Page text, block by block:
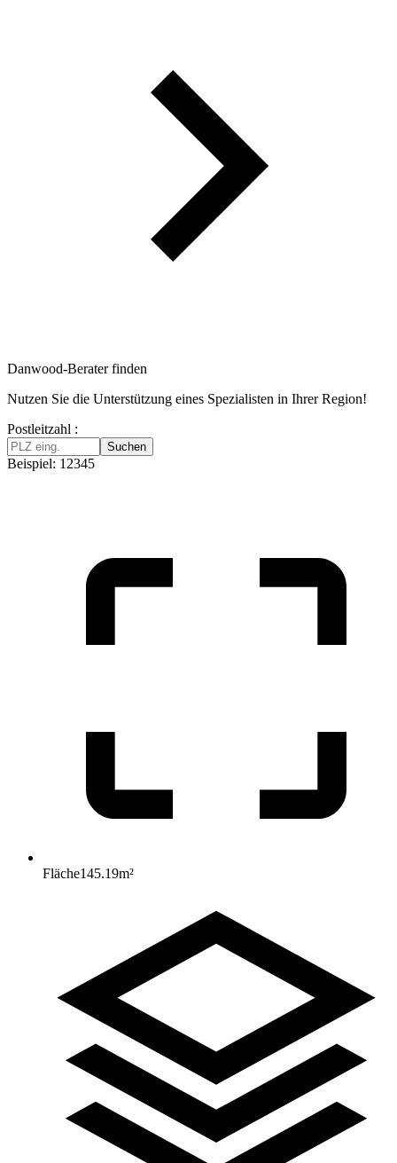
Danwood-Berater finden
Nutzen Sie die Unterstützung eines Spezialisten in Ihrer Region!
Postleitzahl :
Suchen
Beispiel: 12345
Fläche145.19m²